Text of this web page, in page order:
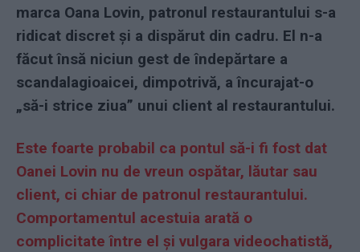
marca Oana Lovin, patronul restaurantului s-a
ridicat discret și a dispărut din cadru. El n-a
făcut însă niciun gest de îndepărtare a
scandalagioaicei, dimpotrivă, a încurajat-o
„să-i strice ziua” unui client al restaurantului.
Este foarte probabil ca pontul să-i fi fost dat
Oanei Lovin nu de vreun ospătar, lăutar sau
client, ci chiar de patronul restaurantului.
Comportamentul acestuia arată o
complicitate între el și vulgara videochatistă,